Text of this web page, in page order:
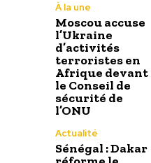
À la une
Moscou accuse
l’Ukraine
d’activités
terroristes en
Afrique devant
le Conseil de
sécurité de
l’ONU
Actualité
Sénégal : Dakar